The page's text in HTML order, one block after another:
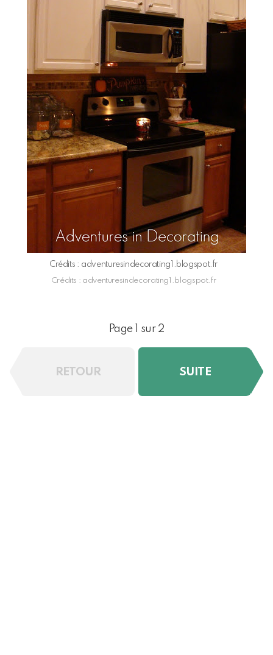
Crédits : adventuresindecorating1.blogspot.fr
Crédits : adventuresindecorating1.blogspot.fr
Page 1 sur 2
RETOUR SUITE